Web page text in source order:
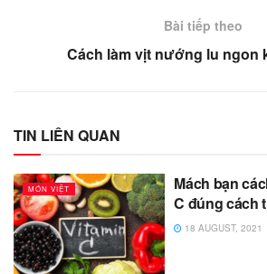
Bài tiếp theo
Cách làm vịt nướng lu ngon
TIN LIÊN QUAN
MÓN VIỆT
Mách bạn
C đúng cách
18 AUGUST, 2021